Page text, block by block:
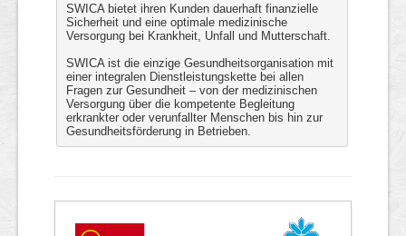
SWICA bietet ihren Kunden dauerhaft finanzielle
Sicherheit und eine optimale medizinische
Versorgung bei Krankheit, Unfall und Mutterschaft.
SWICA ist die einzige Gesundheitsorganisation mit
einer integralen Dienstleistungskette bei allen
Fragen zur Gesundheit – von der medizinischen
Versorgung über die kompetente Begleitung
erkrankter oder verunfallter Menschen bis hin zur
Gesundheitsförderung in Betrieben.